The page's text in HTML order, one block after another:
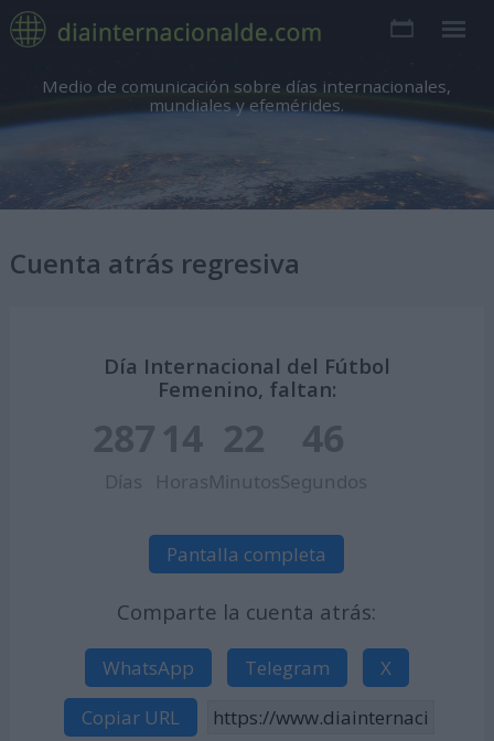
Medio de comunicación sobre días internacionales,
mundiales y efemérides.
Cuenta atrás regresiva
Día Internacional del Fútbol
Femenino, faltan:
287
Días
14
Horas
22
Minutos
45
Segundos
Pantalla completa
Comparte la cuenta atrás:
WhatsApp Telegram
X
Copiar URL